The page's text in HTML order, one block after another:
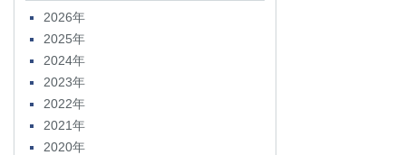
2026年
2025年
2024年
2023年
2022年
2021年
2020年